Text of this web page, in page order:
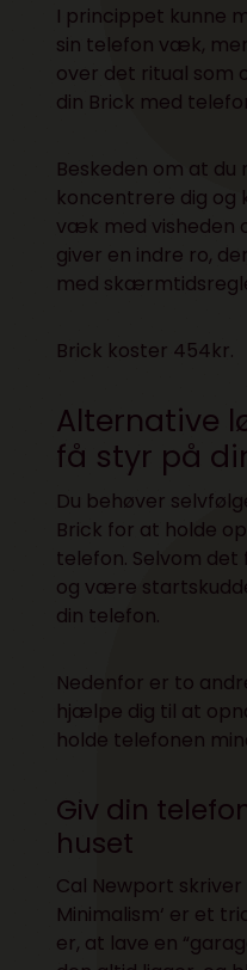
I princippet kunne
sin telefon væk,
over det ritual som
din Brick med
Beskeden om at du
koncentrere dig
væk med visheden
giver en indre ro,
med
Brick koster 454kr.
Alternative
få styr på
Du behøver
Brick for at holde
telefon. Selvom
og være
din telefon.
Nedenfor er to
hjælpe dig til at
holde telefonen
Giv din
huset
Cal Newport skriver
Minimalism‘ er et
er, at lave en